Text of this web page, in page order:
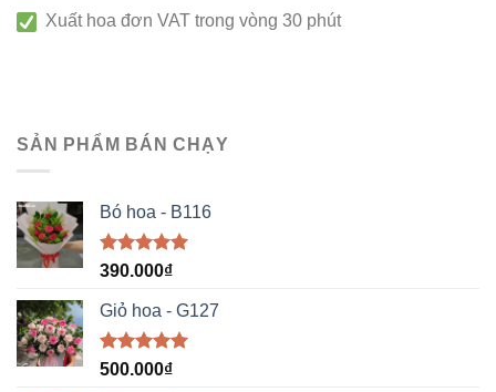
Xuất hoa đơn VAT trong vòng 30 phút
SẢN PHẨM BÁN CHẠY
Bó hoa - B116
Được xếp
5 sao
390.000₫
Giỏ hoa - G127
Được xếp
500.000₫